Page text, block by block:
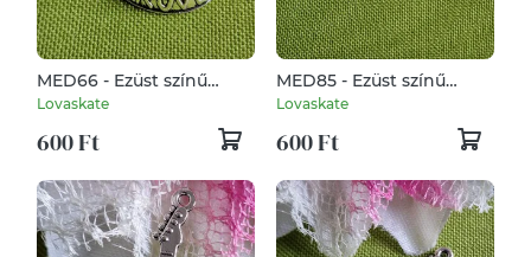
MED66 - Ezüst színű
kutyabarát medál
csonttal
Lovaskate
600 Ft
MED85 - Ezüst színű
cukrász medál 24x9mm -
Lovaskate
600 Ft